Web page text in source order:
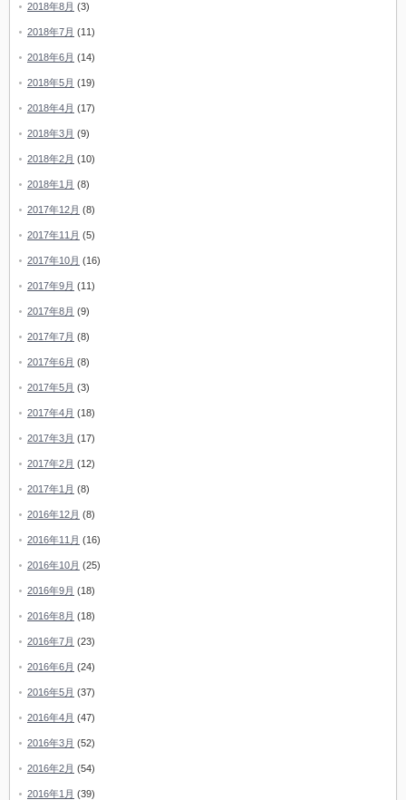
2018年8月 (3)
2018年7月 (11)
2018年6月 (14)
2018年5月 (19)
2018年4月 (17)
2018年3月 (9)
2018年2月 (10)
2018年1月 (8)
2017年12月 (8)
2017年11月 (5)
2017年10月 (16)
2017年9月 (11)
2017年8月 (9)
2017年7月 (8)
2017年6月 (8)
2017年5月 (3)
2017年4月 (18)
2017年3月 (17)
2017年2月 (12)
2017年1月 (8)
2016年12月 (8)
2016年11月 (16)
2016年10月 (25)
2016年9月 (18)
2016年8月 (18)
2016年7月 (23)
2016年6月 (24)
2016年5月 (37)
2016年4月 (47)
2016年3月 (52)
2016年2月 (54)
2016年1月 (39)